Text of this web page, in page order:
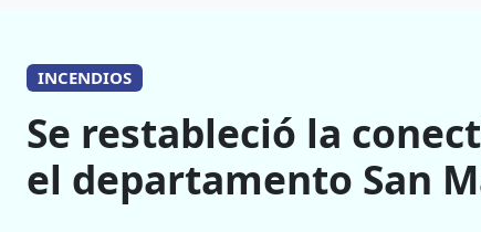
INCENDIOS
Se restableció la
el departamento San